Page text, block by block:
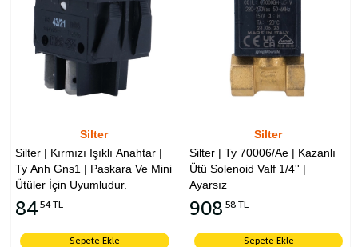
Silter
Silter | Kırmızı Işıklı Anahtar |
Ty Anh Gns1 | Paskara Ve Mini
Ütüler İçin Uyumludur.
84 54 TL
Sepete Ekle
Silter
Silter | Ty 70006/Ae | Kazanlı
Ütü Solenoid Valf 1/4'' |
Ayarsız
908 58 TL
Sepete Ekle